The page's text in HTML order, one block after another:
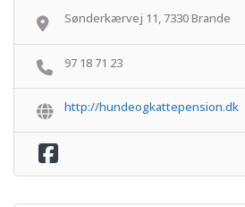
Sønderkærvej 11, 7330 Brande
97 18 71 23
http://hundeogkattepension.dk